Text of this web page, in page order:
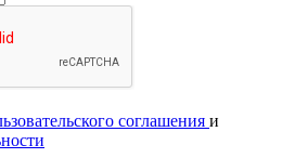
соглашения и